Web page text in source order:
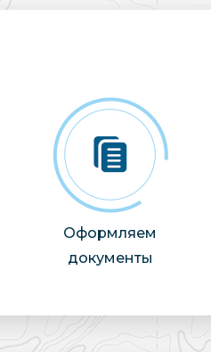
Оформляем
документы